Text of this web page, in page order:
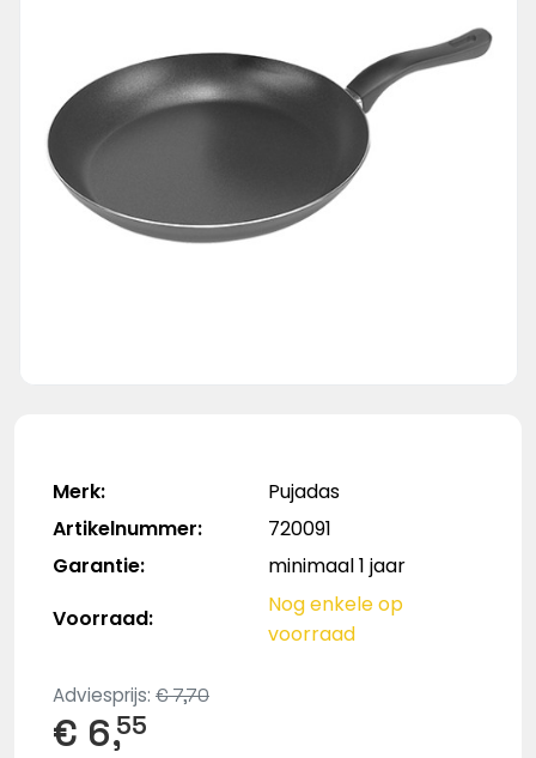
Merk:
Pujadas
Artikelnummer:
720091
Garantie:
minimaal 1 jaar
Voorraad:
Nog enkele op
voorraad
Adviesprijs: € 7,70
€ 6,55